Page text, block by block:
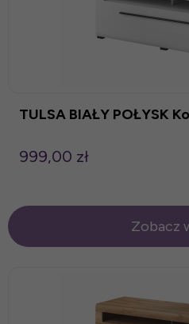
TULSA BIAŁY POŁYSK
999,00 zł
Zobacz